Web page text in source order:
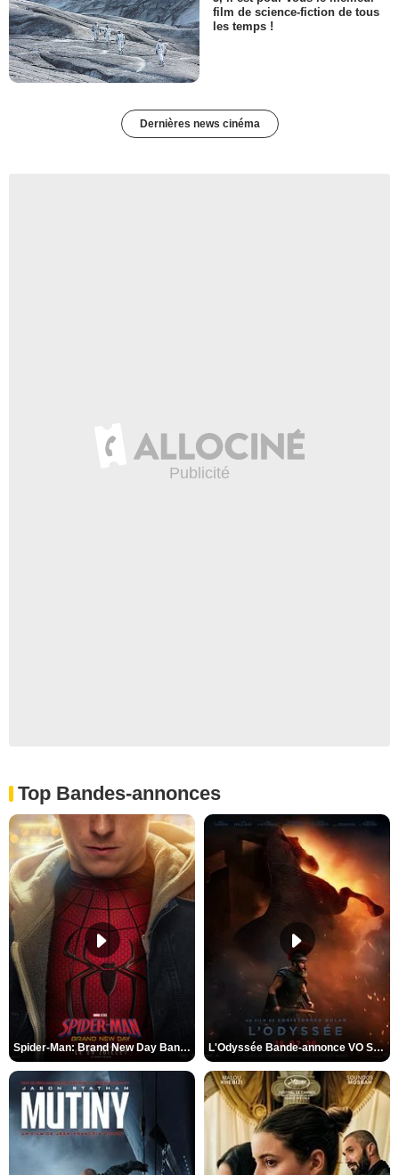
film de science-fiction de tous
les temps !
Dernières news cinéma
Top Bandes-annonces
Spider-Man: Brand New Day Bande-annonce VO STFR L'Odyssée Bande-annonce VO STFR